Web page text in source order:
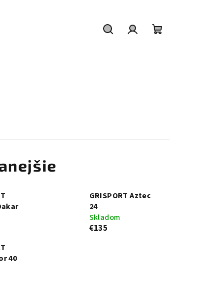
GRISPORT Aztec
24
Skladom
€135
40